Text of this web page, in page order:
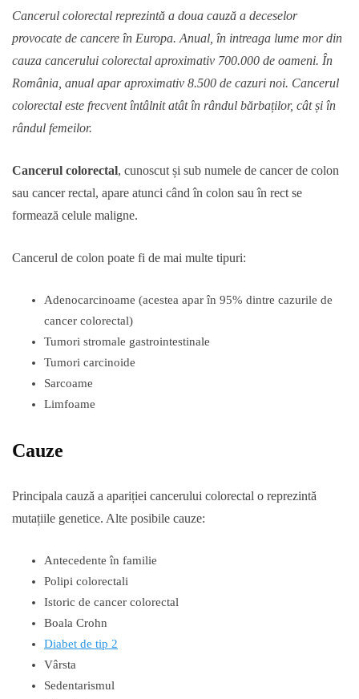
Cancerul colorectal reprezintă a doua cauză a deceselor
provocate de cancere în Europa. Anual, în intreaga lume mor din
cauza cancerului colorectal aproximativ 700.000 de oameni. În
România, anual apar aproximativ 8.500 de cazuri noi. Cancerul
colorectal este frecvent întâlnit atât în rândul bărbaților, cât și în
rândul femeilor.
Cancerul colorectal, cunoscut și sub numele de cancer de colon
sau cancer rectal, apare atunci când în colon sau în rect se
formează celule maligne.
Cancerul de colon poate fi de mai multe tipuri:
Adenocarcinoame (acestea apar în 95% dintre cazurile de
cancer colorectal)
Tumori stromale gastrointestinale
Tumori carcinoide
Sarcoame
Limfoame
Cauze
Principala cauză a apariției cancerului colorectal o reprezintă
mutațiile genetice. Alte posibile cauze:
Antecedente în familie
Polipi colorectali
Istoric de cancer colorectal
Boala Crohn
Diabet de tip 2
Vârsta
Sedentarismul